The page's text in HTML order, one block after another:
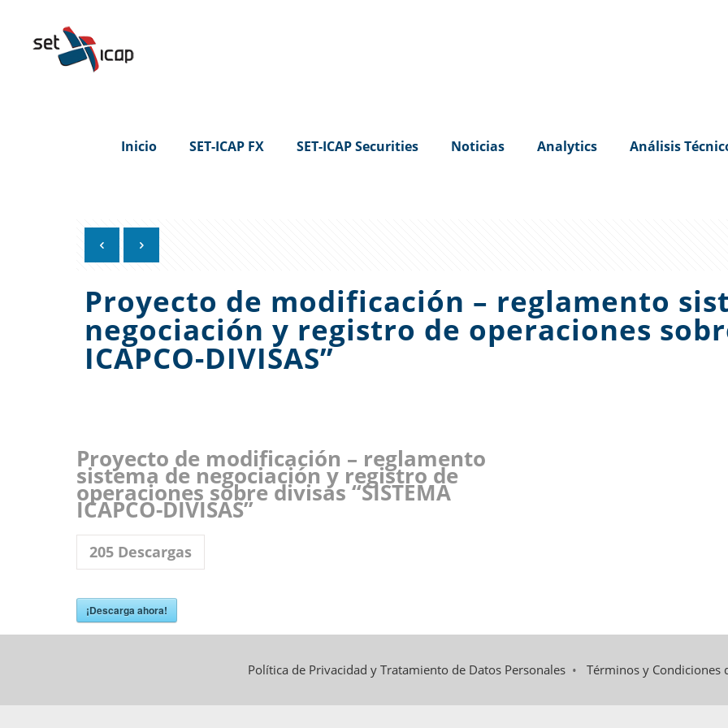
Inicio SET-ICAP FX SET-ICAP Securities Noticias Analytics Análisis
Proyecto de modificación – reglamento
negociación y registro de operaciones
ICAPCO-DIVISAS”
Proyecto de modificación – reglamento
sistema de negociación y registro de
operaciones sobre divisas “SISTEMA
ICAPCO-DIVISAS”
205Descargas
¡Descarga ahora!
Política de Privacidad y Tratamiento de Datos Personales •Términos y Condiciones